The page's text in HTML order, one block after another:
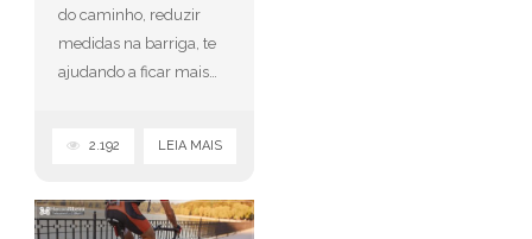
do caminho, reduzir
medidas na barriga, te
ajudando a ficar mais…
2.192 LEIA MAIS